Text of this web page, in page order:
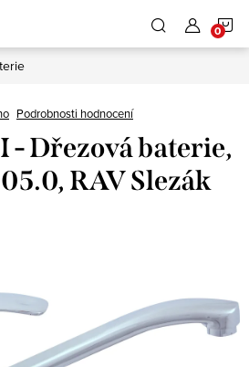
Podrobnosti hodnocení
- Dřezová baterie,
RAV Slezák